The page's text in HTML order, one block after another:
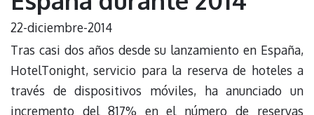
22-diciembre-2014
Tras casi dos años desde su lanzamiento en España,
HotelTonight, servicio para la reserva de hoteles a
través de dispositivos móviles, ha anunciado un
incremento del 817% en el número de reservas